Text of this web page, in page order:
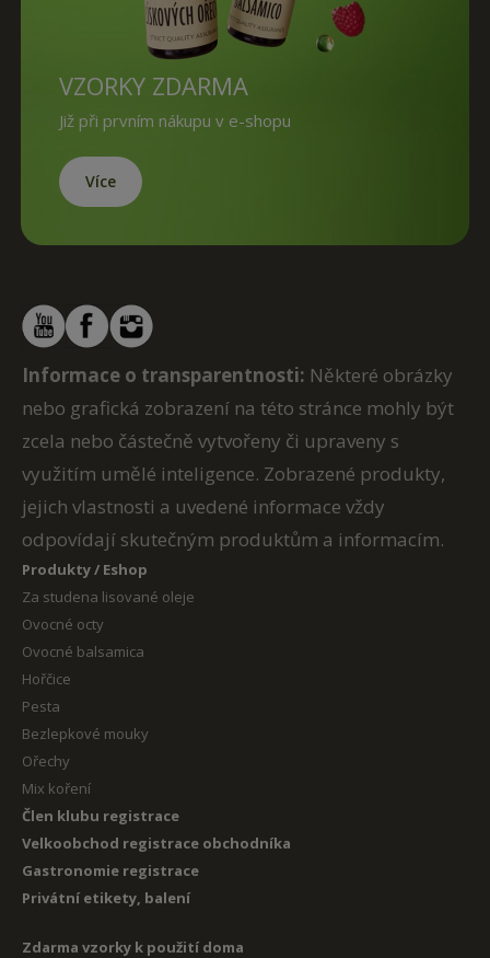
VZORKY ZDARMA
Již při prvním nákupu v e-shopu
Více
Informace o transparentnosti: Některé obrázky
nebo grafická zobrazení na této stránce mohly být
zcela nebo částečně vytvořeny či upraveny s
využitím umělé inteligence. Zobrazené produkty,
jejich vlastnosti a uvedené informace vždy
odpovídají skutečným produktům a informacím.
Produkty / Eshop
Za studena lisované oleje
Ovocné octy
Ovocné balsamica
Hořčice
Pesta
Bezlepkové mouky
Ořechy
Mix koření
Člen klubu registrace
Velkoobchod registrace obchodníka
Gastronomie registrace
Privátní etikety, balení
Zdarma vzorky k použití doma